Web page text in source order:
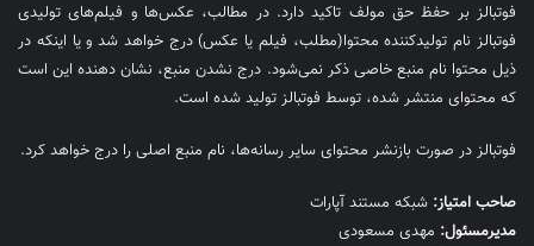
فوتبالز بر حفظ حق مولف تاکید دارد. در مطالب، عکس‌ها و فیلم‌های تولیدی
فوتبالز نام تولیدکننده محتوا(مطلب، فیلم یا عکس) درج خواهد شد و یا اینکه در
ذیل محتوا نام منبع خاصی ذکر نمی‌‎شود. درج نشدن منبع، نشان دهنده این است
که محتوای منتشر شده، توسط فوتبالز تولید شده است.
فوتبالز در صورت بازنشر محتوای سایر رسانه‌ها، نام منبع اصلی را درج خواهد کرد.
صاحب امتیاز: شبکه مستند آپارات
مديرمسئول: مهدی مسعودی